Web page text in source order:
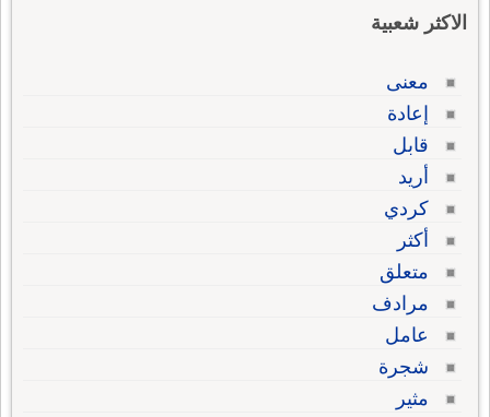
الاكثر شعبية
معنى
إعادة
قابل
أريد
كردي
أكثر
متعلق
مرادف
عامل
شجرة
مثير